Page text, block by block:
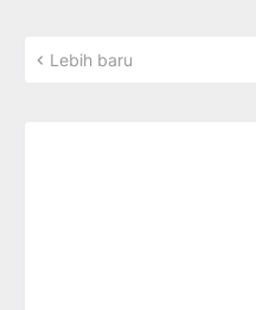
Lebih baru